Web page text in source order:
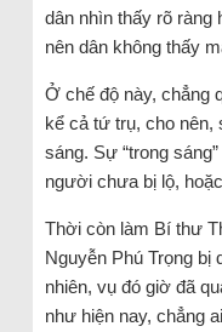
dân nhìn thấy rõ
nên dân không thấy
Ở chế độ này, chẳng
kể cả tứ trụ, cho nên,
sáng. Sự “trong
người chưa bị lộ,
Thời còn làm Bí thư
Nguyễn Phú Trọng bị
nhiên, vụ đó giờ đã
như hiện nay, chẳng